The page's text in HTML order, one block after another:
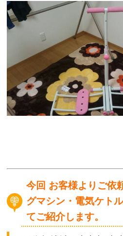
今回 お客様よりご依
グマシン・電気ケト
てご紹介します。